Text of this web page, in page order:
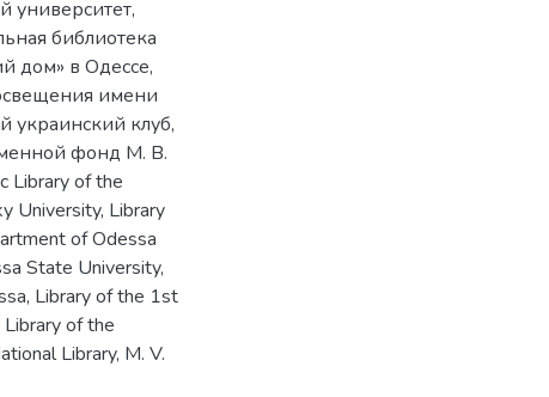
университет,
библиотека
дом» в Одессе,
имени
украинский клуб,
фонд М. В.
Library of the
University, Library
of Odessa
State University,
, Library of the 1st
Library of the
Library, M. V.